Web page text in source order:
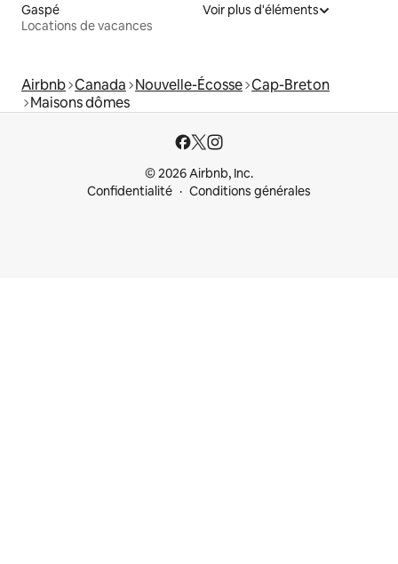
Gaspé
Locations de vacances
Voir plus d'éléments
Airbnb Canada Nouvelle-Écosse Cap-Breton
Maisons dômes
© 2026 Airbnb, Inc.
Confidentialité
Conditions générales